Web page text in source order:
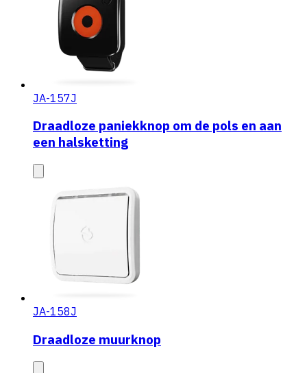
JA-157J
Draadloze paniekknop om de pols en aan
een halsketting
JA-158J
Draadloze muurknop